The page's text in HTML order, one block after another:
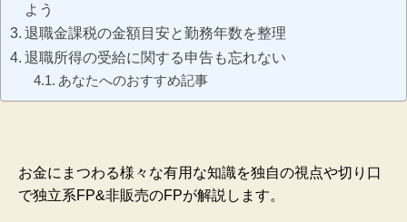
よう
退職金課税の金額目安と勤務年数を整理
退職所得の受給に関する申告も忘れない
あなたへのおすすめ記事
お金にまつわる様々な有用な知識を独自の視点や切り口
で独立系FP&非販売のFPが解説します。